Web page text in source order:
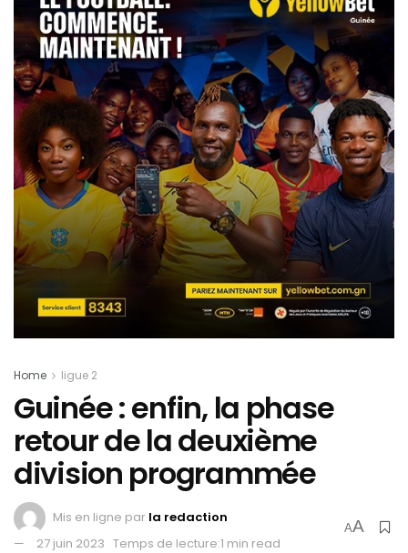
Home ligue 2
Guinée : enfin, la phase
retour de la deuxième
division programmée
Mis en ligne par la redaction
27 juin 2023 Temps de lecture:1 min read
AA